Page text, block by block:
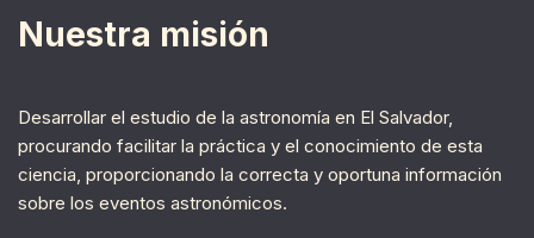
Nuestra misión
Desarrollar el estudio de la astronomía en El Salvador,
procurando facilitar la práctica y el conocimiento de esta
ciencia, proporcionando la correcta y oportuna información
sobre los eventos astronómicos.